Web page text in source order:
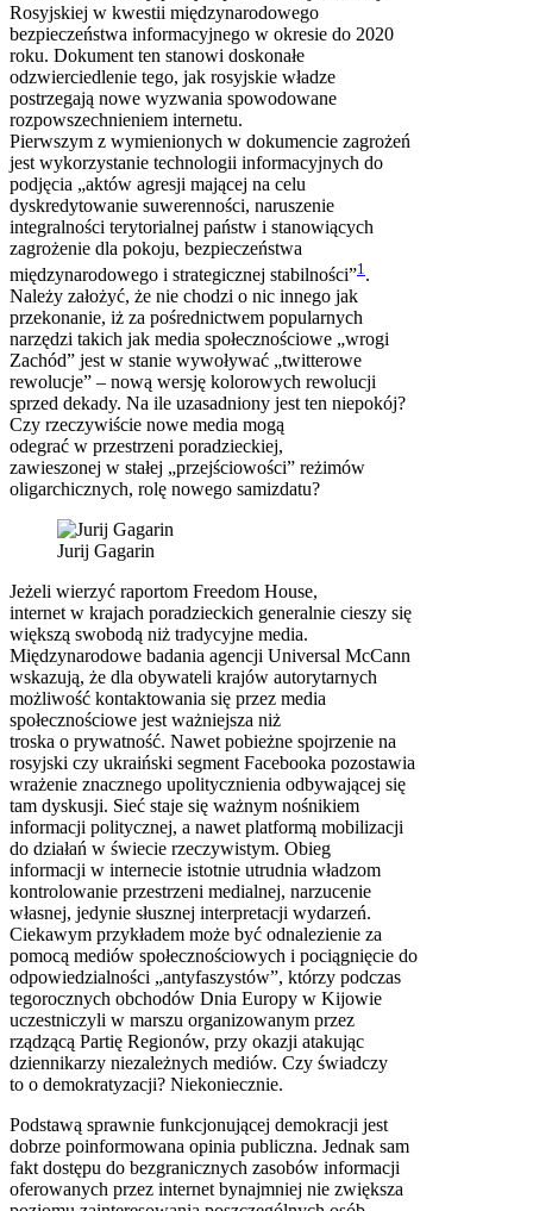
Rosyjskiej w kwestii międzynarodowego
bezpieczeństwa informacyjnego w okresie do 2020
roku. Dokument ten stanowi doskonałe
odzwierciedlenie tego, jak rosyjskie władze
postrzegają nowe wyzwania spowodowane
rozpowszechnieniem internetu.
Pierwszym z wymienionych w dokumencie zagrożeń
jest wykorzystanie technologii informacyjnych do
podjęcia „aktów agresji mającej na celu
dyskredytowanie suwerenności, naruszenie
integralności terytorialnej państw i stanowiących
zagrożenie dla pokoju, bezpieczeństwa
międzynarodowego i strategicznej stabilności”1 .
Należy założyć, że nie chodzi o nic innego jak
przekonanie, iż za pośrednictwem popularnych
narzędzi takich jak media społecznościowe „wrogi
Zachód” jest w stanie wywoływać „twitterowe
rewolucje” – nową wersję kolorowych rewolucji
sprzed dekady. Na ile uzasadniony jest ten niepokój?
Czy rzeczywiście nowe media mogą
odegrać w przestrzeni poradzieckiej,
zawieszonej w stałej „przejściowości” reżimów
oligarchicznych, rolę nowego samizdatu?
Jurij Gagarin
Jeżeli wierzyć raportom Freedom House,
internet w krajach poradzieckich generalnie cieszy się
większą swobodą niż tradycyjne media.
Międzynarodowe badania agencji Universal McCann
wskazują, że dla obywateli krajów autorytarnych
możliwość kontaktowania się przez media
społecznościowe jest ważniejsza niż
troska o prywatność. Nawet pobieżne spojrzenie na
rosyjski czy ukraiński segment Facebooka pozostawia
wrażenie znacznego upolitycznienia odbywającej się
tam dyskusji. Sieć staje się ważnym nośnikiem
informacji politycznej, a nawet platformą mobilizacji
do działań w świecie rzeczywistym. Obieg
informacji w internecie istotnie utrudnia władzom
kontrolowanie przestrzeni medialnej, narzucenie
własnej, jedynie słusznej interpretacji wydarzeń.
Ciekawym przykładem może być odnalezienie za
pomocą mediów społecznościowych i pociągnięcie do
odpowiedzialności „antyfaszystów”, którzy podczas
tegorocznych obchodów Dnia Europy w Kijowie
uczestniczyli w marszu organizowanym przez
rządzącą Partię Regionów, przy okazji atakując
dziennikarzy niezależnych mediów. Czy świadczy
to o demokratyzacji? Niekoniecznie.
Podstawą sprawnie funkcjonującej demokracji jest
dobrze poinformowana opinia publiczna. Jednak sam
fakt dostępu do bezgranicznych zasobów informacji
oferowanych przez internet bynajmniej nie zwiększa